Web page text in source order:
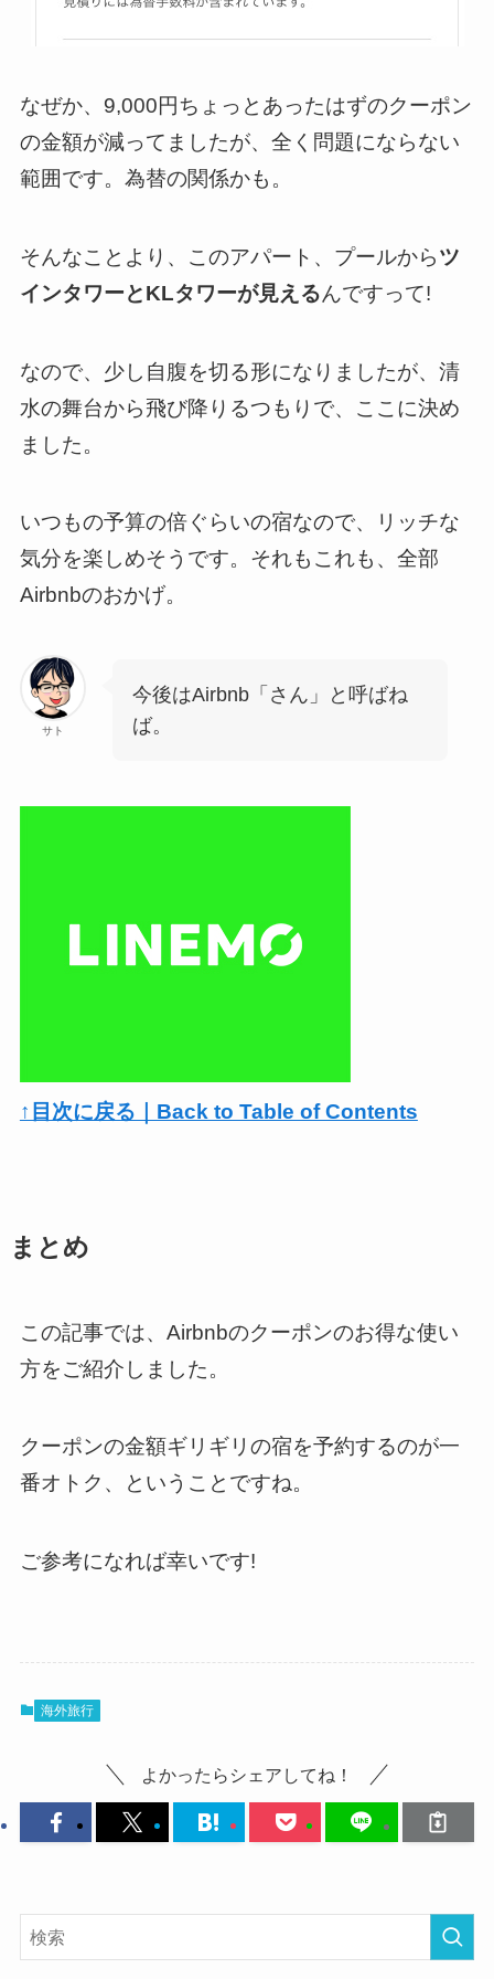
なぜか、9,000円ちょっとあったはずのクーポン
の金額が減ってましたが、全く問題にならない
範囲です。為替の関係かも。
そんなことより、このアパート、プールからツ
インタワーとKLタワーが見えるんですって!
なので、少し自腹を切る形になりましたが、清
水の舞台から飛び降りるつもりで、ここに決め
ました。
いつもの予算の倍ぐらいの宿なので、リッチな
気分を楽しめそうです。それもこれも、全部
Airbnbのおかげ。
サト
今後はAirbnb「さん」と呼ばね
ば。
↑目次に戻る｜Back to Table of Contents
まとめ
この記事では、Airbnbのクーポンのお得な使い
方をご紹介しました。
クーポンの金額ギリギリの宿を予約するのが一
番オトク、ということですね。
ご参考になれば幸いです!
海外旅行
よかったらシェアしてね！